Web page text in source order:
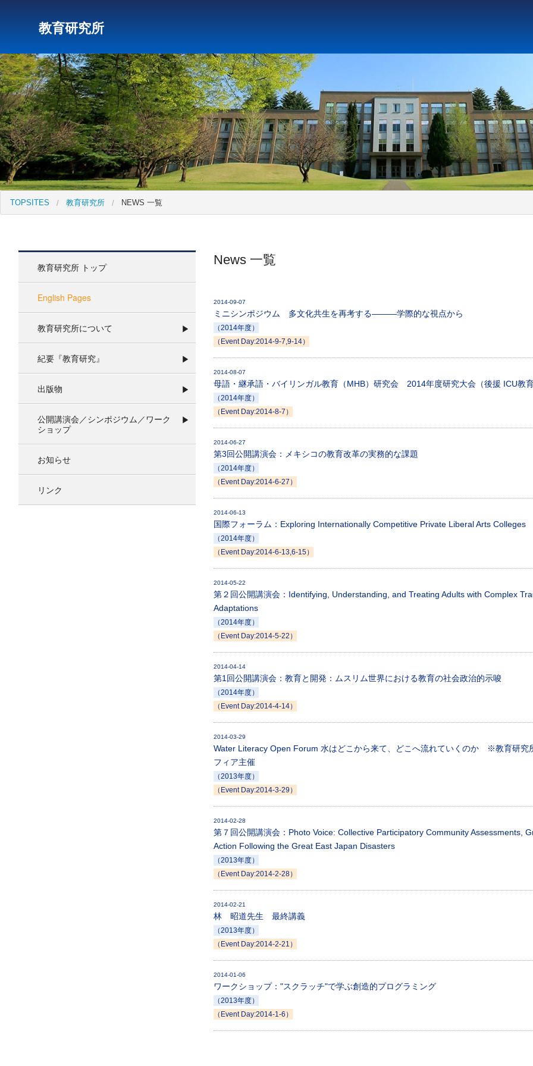
教育研究所
研究所トップ 教育研究所 社会科学研究所 キリスト教と文化研究所
TOPSITES 教育研究所 NEWS 一覧
教育研究所 トップ
English Pages
教育研究所について
紀要『教育研究』
出版物
公開講演会／シンポジウム／ワーク
ショップ
お知らせ
リンク
News 一覧
2014-09-07
ミニシンポジウム 多文化共生を再考する―――学際的な視点から
（2014年度）
（Event Day:2014-9-7,9-14）
2014-08-07
母語・継承語・バイリンガル教育（MHB）研究会 2014年度研究大会（後援 ICU教育
（2014年度）
（Event Day:2014-8-7）
2014-06-27
第3回公開講演会：メキシコの教育改革の実務的な課題
（2014年度）
（Event Day:2014-6-27）
2014-06-13
国際フォーラム：Exploring Internationally Competitive Private Liberal Arts Colleges
（2014年度）
（Event Day:2014-6-13,6-15）
2014-05-22
第２回公開講演会：Identifying, Understanding, and Treating Adults with Complex
Adaptations
（2014年度）
（Event Day:2014-5-22）
2014-04-14
第1回公開講演会：教育と開発：ムスリム世界における教育の社会政治的示唆
（2014年度）
（Event Day:2014-4-14）
2014-03-29
Water Literacy Open Forum 水はどこから来て、どこへ流れていくのか ※教育研究
フィア主催
（2013年度）
（Event Day:2014-3-29）
2014-02-28
第７回公開講演会：Photo Voice: Collective Participatory Community Assessments,
Action Following the Great East Japan Disasters
（2013年度）
（Event Day:2014-2-28）
2014-02-21
林 昭道先生 最終講義
（2013年度）
（Event Day:2014-2-21）
2014-01-06
ワークショップ："スクラッチ"で学ぶ創造的プログラミング
（2013年度）
（Event Day:2014-1-6）